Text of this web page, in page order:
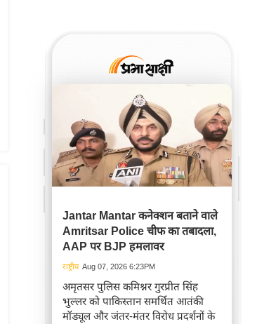
Jantar Mantar कनेक्शन बताने वाले
Amritsar Police चीफ का तबादला,
AAP पर BJP हमलावर
राष्ट्रीय Aug 07, 2026 6:23PM
अमृतसर पुलिस कमिश्नर गुरप्रीत सिंह
भुल्लर को पाकिस्तान समर्थित आतंकी
मॉड्यूल और जंतर-मंतर विरोध प्रदर्शनों के